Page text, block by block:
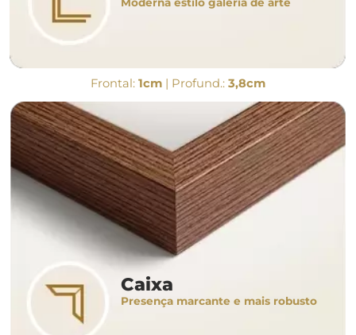
Moderna estilo galeria de arte
Frontal: 1cm | Profund.: 3,8cm
Caixa
Presença marcante e mais robusto